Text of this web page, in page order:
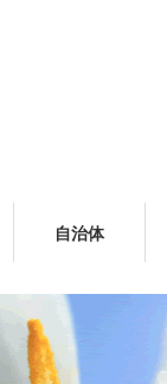
自治体